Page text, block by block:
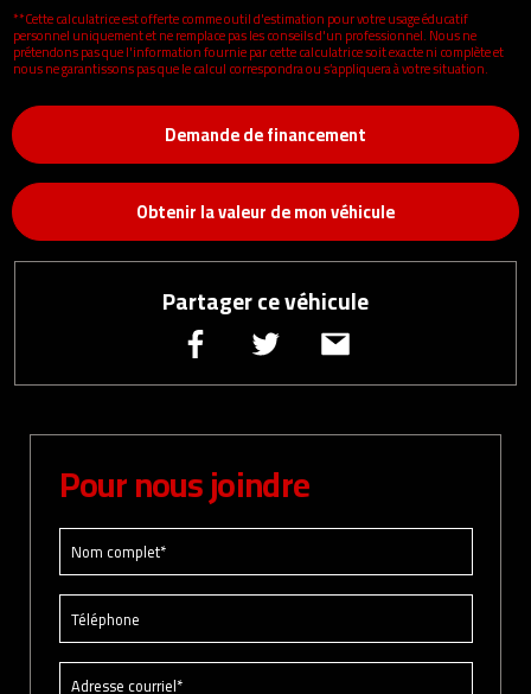
**Cette calculatrice est offerte comme outil d'estimation pour votre usage éducatif
personnel uniquement et ne remplace pas les conseils d'un professionnel. Nous ne
prétendons pas que l'information fournie par cette calculatrice soit exacte ni complète et
nous ne garantissons pas que le calcul correspondra ou s’appliquera à votre situation.
Demande de financement
Obtenir la valeur de mon véhicule
Partager ce véhicule
Pour nous joindre